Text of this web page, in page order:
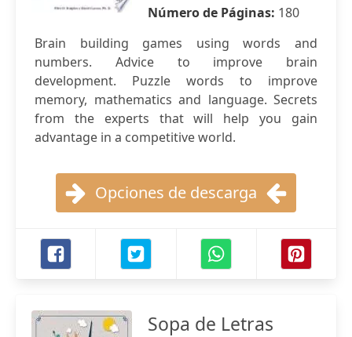
Número de Páginas: 180
Brain building games using words and
numbers. Advice to improve brain
development. Puzzle words to improve
memory, mathematics and language. Secrets
from the experts that will help you gain
advantage in a competitive world.
Opciones de descarga
Sopa de Letras